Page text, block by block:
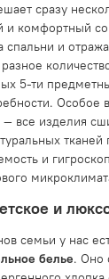
сразу
и комфортный
и
5-ти
Особое
все изделия
тканей
и
и
семьи у нас
белье. Оно